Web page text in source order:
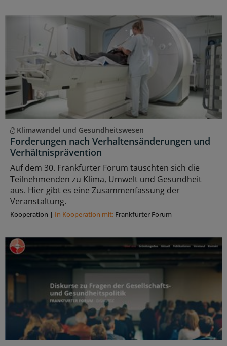
Klimawandel und Gesundheitswesen
Forderungen nach Verhaltensänderungen und
Verhältnisprävention
Auf dem 30. Frankfurter Forum tauschten sich die
Teilnehmenden zu Klima, Umwelt und Gesundheit
aus. Hier gibt es eine Zusammenfassung der
Veranstaltung.
Kooperation | In Kooperation mit: Frankfurter Forum